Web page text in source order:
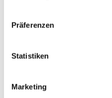
Präferenzen
Statistiken
Marketing